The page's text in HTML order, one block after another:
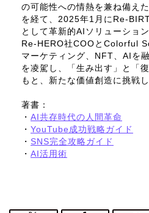
の可能性への情熱を兼ね備え
を経て、2025年1月にRe-
として革新的AIソリューショ
Re-HERO社COOとColorful
マーケティング、NFT、AIを
を凌駕し、「生み出す」と「
もと、新たな価値創造に挑戦し
著書：
・ AI共存時代の人間革命
・ YouTube成功戦略ガイド
・ SNS完全攻略ガイド
・ AI活用術